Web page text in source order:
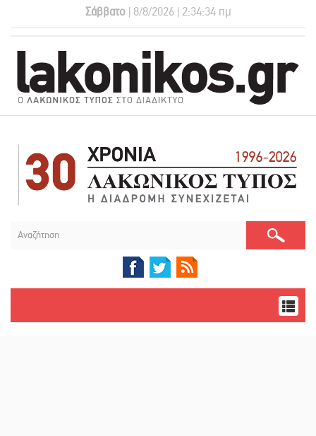
Σάββατο| 8/8/2026 | 2:34:35 πμ